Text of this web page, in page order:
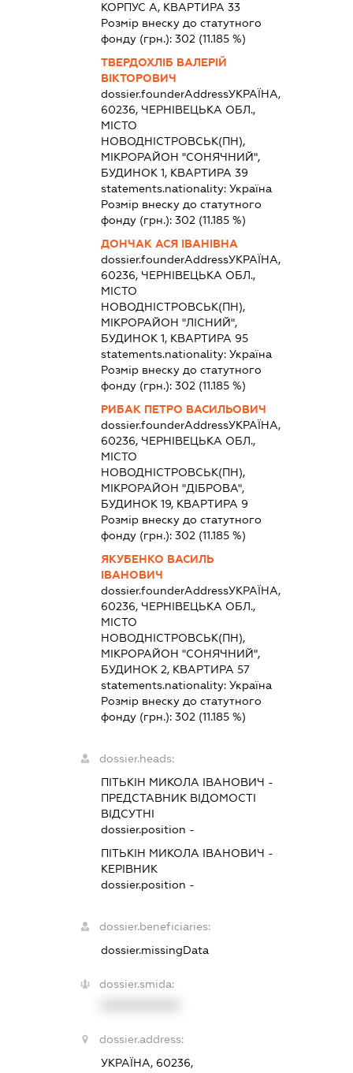
КОРПУС А, КВАРТИРА 33
Розмір внеску до статутного
фонду (грн.): 302 (11.185 %)
ТВЕРДОХЛІБ ВАЛЕРІЙ
ВІКТОРОВИЧ
dossier.founderAddressУКРАЇНА,
60236, ЧЕРНІВЕЦЬКА ОБЛ.,
МІСТО
НОВОДНІСТРОВСЬК(ПН),
МІКРОРАЙОН "СОНЯЧНИЙ",
БУДИНОК 1, КВАРТИРА 39
statements.nationality: Україна
Розмір внеску до статутного
фонду (грн.): 302 (11.185 %)
ДОНЧАК АСЯ ІВАНІВНА
dossier.founderAddressУКРАЇНА,
60236, ЧЕРНІВЕЦЬКА ОБЛ.,
МІСТО
НОВОДНІСТРОВСЬК(ПН),
МІКРОРАЙОН "ЛІСНИЙ",
БУДИНОК 1, КВАРТИРА 95
statements.nationality: Україна
Розмір внеску до статутного
фонду (грн.): 302 (11.185 %)
РИБАК ПЕТРО ВАСИЛЬОВИЧ
dossier.founderAddressУКРАЇНА,
60236, ЧЕРНІВЕЦЬКА ОБЛ.,
МІСТО
НОВОДНІСТРОВСЬК(ПН),
МІКРОРАЙОН "ДІБРОВА",
БУДИНОК 19, КВАРТИРА 9
Розмір внеску до статутного
фонду (грн.): 302 (11.185 %)
ЯКУБЕНКО ВАСИЛЬ
ІВАНОВИЧ
dossier.founderAddressУКРАЇНА,
60236, ЧЕРНІВЕЦЬКА ОБЛ.,
МІСТО
НОВОДНІСТРОВСЬК(ПН),
МІКРОРАЙОН "СОНЯЧНИЙ",
БУДИНОК 2, КВАРТИРА 57
statements.nationality: Україна
Розмір внеску до статутного
фонду (грн.): 302 (11.185 %)
dossier.heads:
ПІТЬКІН МИКОЛА ІВАНОВИЧ -
ПРЕДСТАВНИК ВІДОМОСТІ
ВІДСУТНІ
dossier.position -
ПІТЬКІН МИКОЛА ІВАНОВИЧ -
КЕРІВНИК
dossier.position -
dossier.beneficiaries:
dossier.missingData
dossier.smida:
dossier.address:
УКРАЇНА, 60236,